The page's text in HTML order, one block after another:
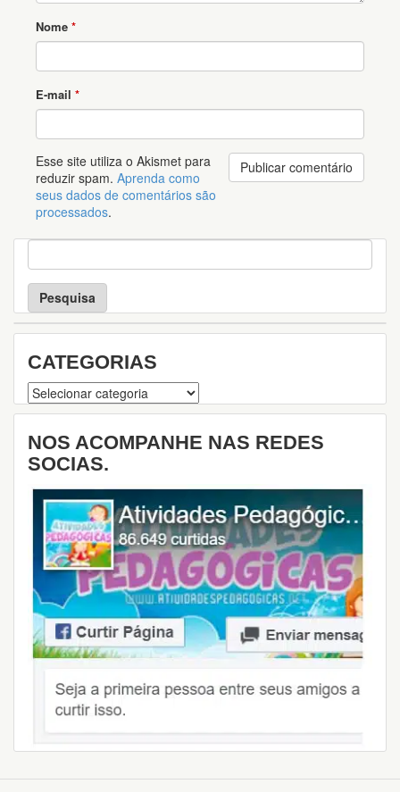
Nome *
E-mail *
Esse site utiliza o Akismet para
reduzir spam. Aprenda como
seus dados de comentários são
processados.
P
e
s
u
i
a
CATEGORIAS
Categorias
NOS ACOMPANHE NAS REDES
SOCIAS.